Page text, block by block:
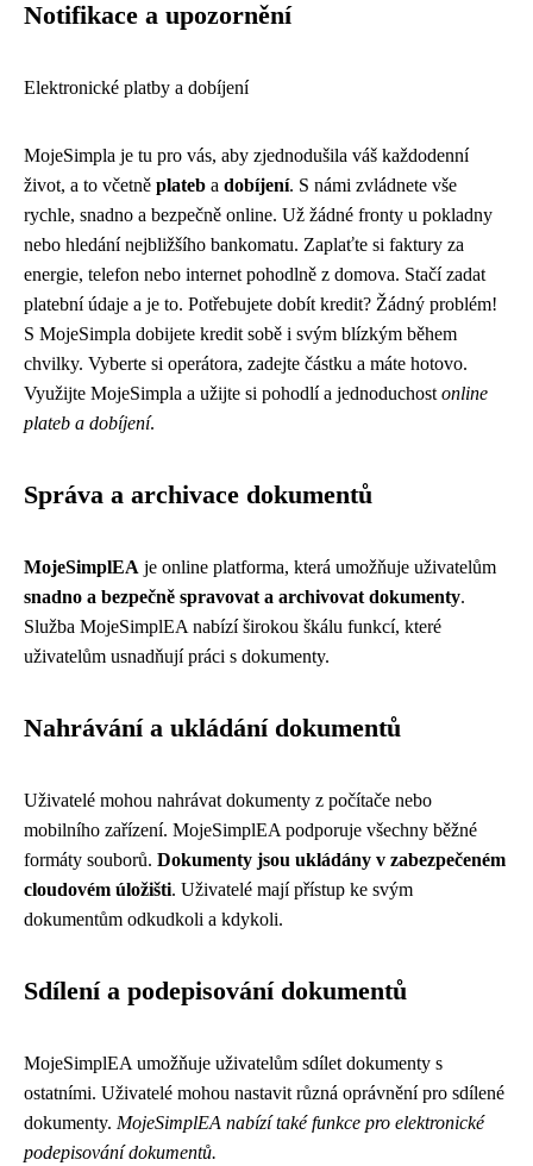
Notifikace a upozornění
Elektronické platby a dobíjení
MojeSimpla je tu pro vás, aby zjednodušila váš každodenní
život, a to včetně plateb a dobíjení. S námi zvládnete vše
rychle, snadno a bezpečně online. Už žádné fronty u pokladny
nebo hledání nejbližšího bankomatu. Zaplaťte si faktury za
energie, telefon nebo internet pohodlně z domova. Stačí zadat
platební údaje a je to. Potřebujete dobít kredit? Žádný problém!
S MojeSimpla dobijete kredit sobě i svým blízkým během
chvilky. Vyberte si operátora, zadejte částku a máte hotovo.
Využijte MojeSimpla a užijte si pohodlí a jednoduchost online
plateb a dobíjení.
Správa a archivace dokumentů
MojeSimplEA je online platforma, která umožňuje uživatelům
snadno a bezpečně spravovat a archivovat dokumenty.
Služba MojeSimplEA nabízí širokou škálu funkcí, které
uživatelům usnadňují práci s dokumenty.
Nahrávání a ukládání dokumentů
Uživatelé mohou nahrávat dokumenty z počítače nebo
mobilního zařízení. MojeSimplEA podporuje všechny běžné
formáty souborů. Dokumenty jsou ukládány v zabezpečeném
cloudovém úložišti. Uživatelé mají přístup ke svým
dokumentům odkudkoli a kdykoli.
Sdílení a podepisování dokumentů
MojeSimplEA umožňuje uživatelům sdílet dokumenty s
ostatními. Uživatelé mohou nastavit různá oprávnění pro sdílené
dokumenty. MojeSimplEA nabízí také funkce pro elektronické
podepisování dokumentů.